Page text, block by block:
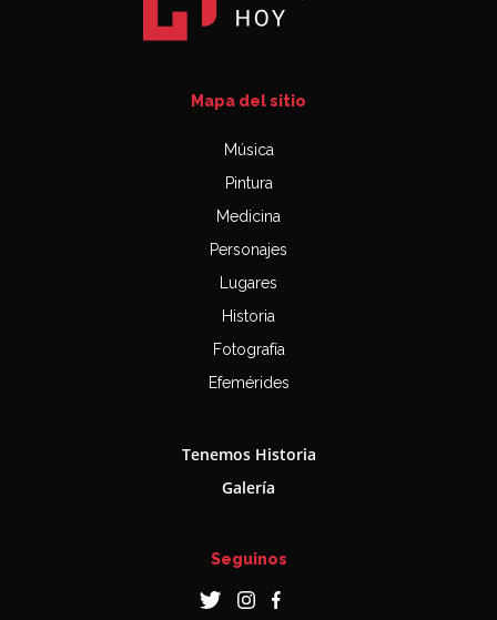
Mapa del sitio
Música
Pintura
Medicina
Personajes
Lugares
Historia
Fotografía
Efemérides
Tenemos Historia
Galería
Seguinos